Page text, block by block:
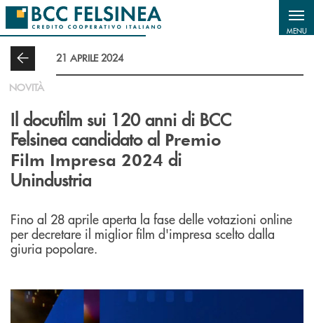
Salta al contenuto principale
MENU
21 APRILE 2024
NOVITÀ
Il docufilm sui 120 anni di BCC
Felsinea candidato al Premio
Film Impresa 2024 di
Unindustria
Fino al 28 aprile aperta la fase delle votazioni online
per decretare il miglior film d'impresa scelto dalla
giuria popolare.